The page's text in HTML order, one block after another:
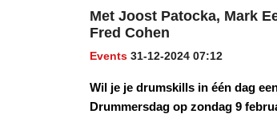
Met Joost Patocka, Mark
Fred Cohen
Events 31-12-2024 07:12
Wil je je drumskills in één dag
Drummersdag op zondag 9